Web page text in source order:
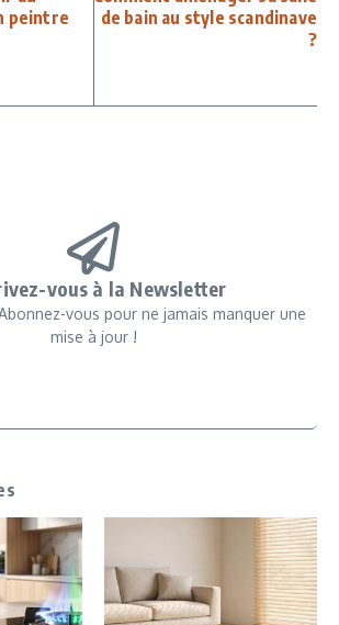
peintre
de bain au style scandinave
?
vous à la Newsletter
vous pour ne jamais manquer une
mise à jour !